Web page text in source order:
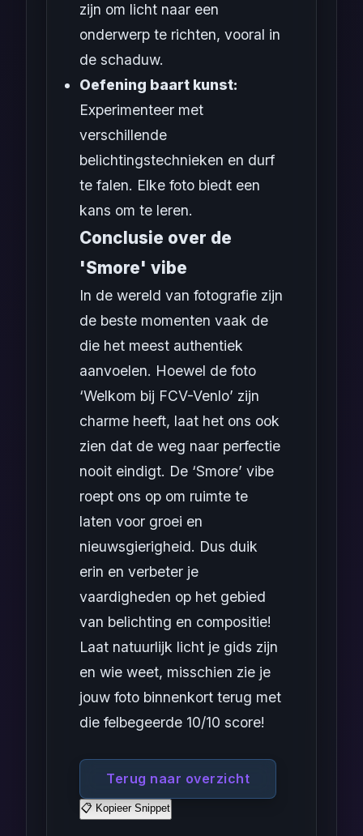
zijn om licht naar een
onderwerp te richten, vooral in
de schaduw.
Oefening baart kunst:
Experimenteer met
verschillende
belichtingstechnieken en durf
te falen. Elke foto biedt een
kans om te leren.
Conclusie over de
'Smore' vibe
In de wereld van fotografie zijn
de beste momenten vaak de
die het meest authentiek
aanvoelen. Hoewel de foto
‘Welkom bij FCV-Venlo’ zijn
charme heeft, laat het ons ook
zien dat de weg naar perfectie
nooit eindigt. De ‘Smore’ vibe
roept ons op om ruimte te
laten voor groei en
nieuwsgierigheid. Dus duik
erin en verbeter je
vaardigheden op het gebied
van belichting en compositie!
Laat natuurlijk licht je gids zijn
en wie weet, misschien zie je
jouw foto binnenkort terug met
die felbegeerde 10/10 score!
Terug naar overzicht
📋 Kopieer Snippet